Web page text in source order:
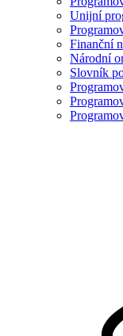
Unijní
Finanční
Národní
Slovník